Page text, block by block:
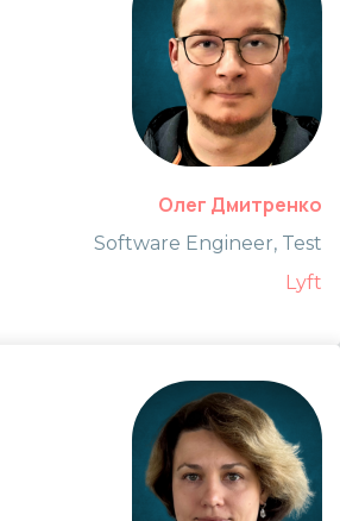
Олег Дмитренко
Software Engineer, Test
Lyft